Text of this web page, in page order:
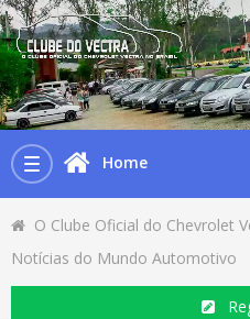
Toggle
navigation
Home
O Clube Oficial do Chevrolet
Notícias do Mundo Automotivo